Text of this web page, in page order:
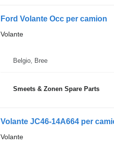
Ford Volante Occ per camion
Volante
Belgio, Bree
Smeets & Zonen Spare Parts
Volante JC46-14A664 per
Volante